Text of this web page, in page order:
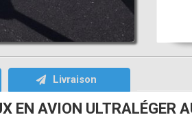
Livraison
EN AVION ULTRALÉGER